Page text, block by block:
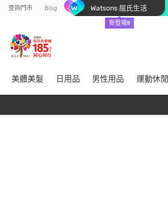
查詢門市 Blog Watsons 屈氏生活
新登場!!
美體美髮 日用品 男性用品 運動休閒